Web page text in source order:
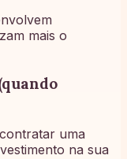
mais o
uma
na sua